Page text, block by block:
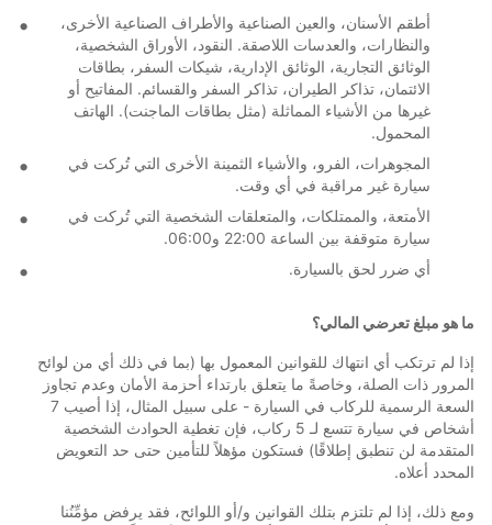
أطقم الأسنان، والعين الصناعية والأطراف الصناعية الأخرى،
والنظارات، والعدسات اللاصقة. النقود، الأوراق الشخصية،
الوثائق التجارية، الوثائق الإدارية، شيكات السفر، بطاقات
الائتمان، تذاكر الطيران، تذاكر السفر والقسائم. المفاتيح أو
غيرها من الأشياء المماثلة (مثل بطاقات الماجنت). الهاتف
المحمول.
المجوهرات، الفرو، والأشياء الثمينة الأخرى التي تُركت في
سيارة غير مراقبة في أي وقت.
الأمتعة، والممتلكات، والمتعلقات الشخصية التي تُركت في
سيارة متوقفة بين الساعة 22:00 و06:00.
أي ضرر لحق بالسيارة.
ما هو مبلغ تعرضي المالي؟
إذا لم ترتكب أي انتهاك للقوانين المعمول بها (بما في ذلك أي من لوائح
المرور ذات الصلة، وخاصةً ما يتعلق بارتداء أحزمة الأمان وعدم تجاوز
السعة الرسمية للركاب في السيارة - على سبيل المثال، إذا أصيب 7
أشخاص في سيارة تتسع لـ 5 ركاب، فإن تغطية الحوادث الشخصية
المتقدمة لن تنطبق إطلاقًا) فستكون مؤهلاً للتأمين حتى حد التعويض
المحدد أعلاه.
ومع ذلك، إذا لم تلتزم بتلك القوانين و/أو اللوائح، فقد يرفض مؤمِّنُنا